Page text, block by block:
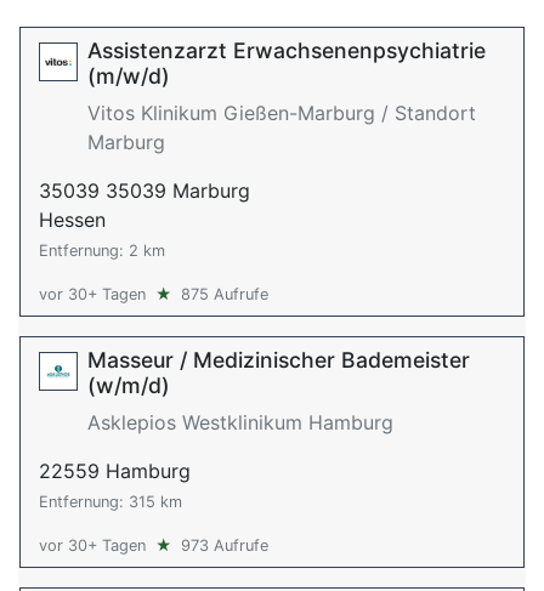
Assistenzarzt Erwachsenenpsychiatrie
(m/w/d)
Vitos Klinikum Gießen-Marburg / Standort
Marburg
35039 35039 Marburg
Hessen
Entfernung: 2 km
vor 30+ Tagen ★ 875 Aufrufe
Masseur / Medizinischer Bademeister
(w/m/d)
Asklepios Westklinikum Hamburg
22559 Hamburg
Entfernung: 315 km
vor 30+ Tagen ★ 973 Aufrufe